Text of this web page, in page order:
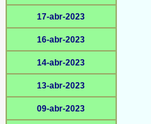
17-abr-2023
16-abr-2023
14-abr-2023
13-abr-2023
09-abr-2023